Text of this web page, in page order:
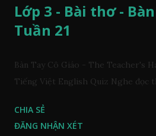
Lớp 3 - Bài thơ -
Tuần 21
Bàn Tay Cô Giáo - The Teacher's
Tiếng Việt English Quiz Nghe đọc
CHIA SẺ
ĐĂNG NHẬN XÉT